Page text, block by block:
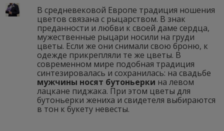
В средневековой Европе традиция ношения
цветов связана с рыцарством. В знак
преданности и любви к своей даме сердца,
мужественные рыцари носили на груди
цветы. Если же они снимали свою броню, к
одежде прикрепляли те же цветы. В
современном мире подобная традиция
синтезировалась и сохранилась: на свадьбе
мужчины носят бутоньерки на левом
лацкане пиджака. При этом цветы для
бутоньерки жениха и свидетеля выбираются
в тон к букету невесты.